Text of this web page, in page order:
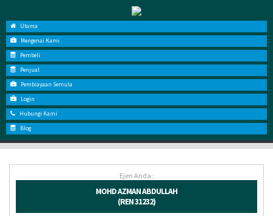
Utama
Mengenai Kami
Pembeli
Penjual
Pembiayaan Semula
Login
Hubungi Kami
Blog
Ejen Anda :
MOHD AZMAN ABDULLAH
(REN 31232)